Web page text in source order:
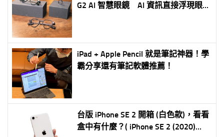
G2 AI 智慧眼鏡 AI 資訊直接浮現眼
iPad + Apple Pencil 就是筆記神器！學
霸分享還有筆記軟體推薦！
台版 iPhone SE 2 開箱 (白色款)，看看
盒中有什麼？( iPhone SE 2 (2020)